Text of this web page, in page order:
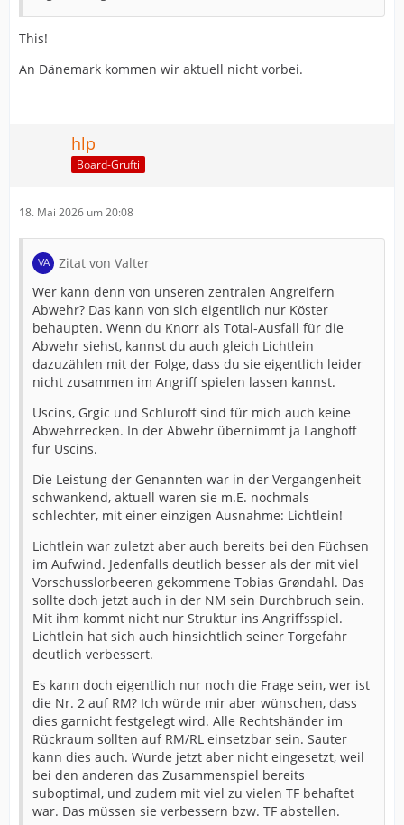
This!
An Dänemark kommen wir aktuell nicht vorbei.
hlp
Board-Grufti
18. Mai 2026 um 20:08
Zitat von Valter
Wer kann denn von unseren zentralen Angreifern
Abwehr? Das kann von sich eigentlich nur Köster
behaupten. Wenn du Knorr als Total-Ausfall für die
Abwehr siehst, kannst du auch gleich Lichtlein
dazuzählen mit der Folge, dass du sie eigentlich leider
nicht zusammen im Angriff spielen lassen kannst.
Uscins, Grgic und Schluroff sind für mich auch keine
Abwehrrecken. In der Abwehr übernimmt ja Langhoff
für Uscins.
Die Leistung der Genannten war in der Vergangenheit
schwankend, aktuell waren sie m.E. nochmals
schlechter, mit einer einzigen Ausnahme: Lichtlein!
Lichtlein war zuletzt aber auch bereits bei den Füchsen
im Aufwind. Jedenfalls deutlich besser als der mit viel
Vorschusslorbeeren gekommene Tobias Grøndahl. Das
sollte doch jetzt auch in der NM sein Durchbruch sein.
Mit ihm kommt nicht nur Struktur ins Angriffsspiel.
Lichtlein hat sich auch hinsichtlich seiner Torgefahr
deutlich verbessert.
Es kann doch eigentlich nur noch die Frage sein, wer ist
die Nr. 2 auf RM? Ich würde mir aber wünschen, dass
dies garnicht festgelegt wird. Alle Rechtshänder im
Rückraum sollten auf RM/RL einsetzbar sein. Sauter
kann dies auch. Wurde jetzt aber nicht eingesetzt, weil
bei den anderen das Zusammenspiel bereits
suboptimal, und zudem mit viel zu vielen TF behaftet
war. Das müssen sie verbessern bzw. TF abstellen.